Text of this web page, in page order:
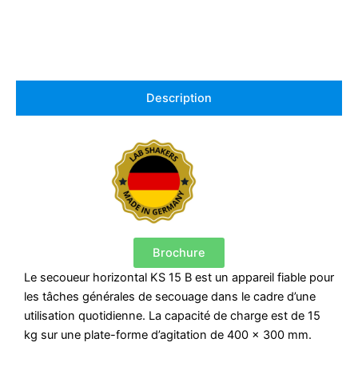
Description
Brochure
Le secoueur horizontal KS 15 B est un appareil fiable pour
les tâches générales de secouage dans le cadre d’une
utilisation quotidienne. La capacité de charge est de 15
kg sur une plate-forme d’agitation de 400 x 300 mm.